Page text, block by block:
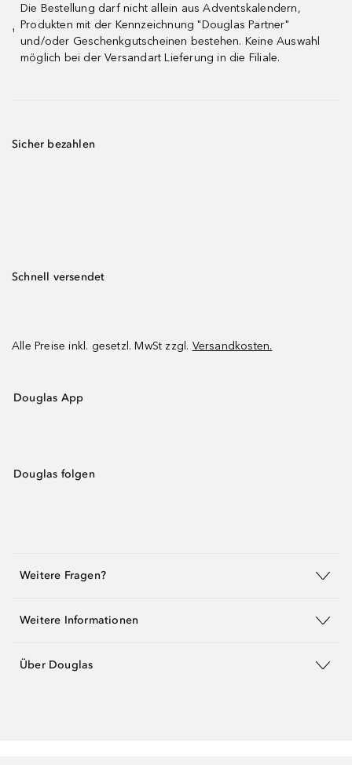
¹
Die Bestellung darf nicht allein aus Adventskalendern,
Produkten mit der Kennzeichnung "Douglas Partner"
und/oder Geschenkgutscheinen bestehen. Keine Auswahl
möglich bei der Versandart Lieferung in die Filiale.
Sicher bezahlen
Schnell versendet
Alle Preise inkl. gesetzl. MwSt zzgl. Versandkosten.
Douglas App
Douglas folgen
Weitere Fragen?
Weitere Informationen
Über Douglas